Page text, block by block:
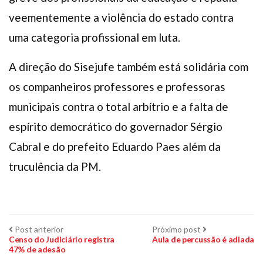
veementemente a violência do estado contra
uma categoria profissional em luta.
A direção do Sisejufe também está solidária com
os companheiros professores e professoras
municipais contra o total arbítrio e a falta de
espírito democrático do governador Sérgio
Cabral e do prefeito Eduardo Paes além da
truculência da PM.
Navegação
de
Post anteriorPost
anterior:
Censo do Judiciário registra
47% de adesão
Próximo post Próximo
post:
Aula de percussão é adiada